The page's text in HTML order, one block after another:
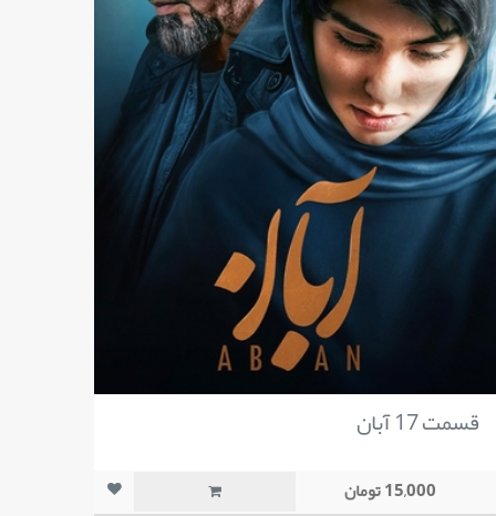
قسمت 17 آبان
15,000 تومان